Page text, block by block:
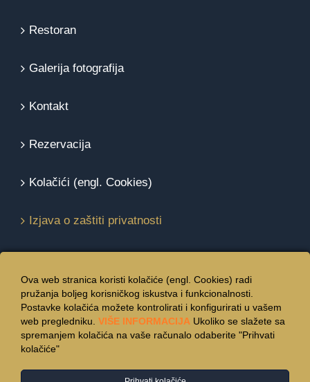
Restoran
Galerija fotografija
Kontakt
Rezervacija
Kolačići (engl. Cookies)
Izjava o zaštiti privatnosti
Ova web stranica koristi kolačiće (engl. Cookies) radi
pružanja boljeg korisničkog iskustva i funkcionalnosti.
Postavke kolačića možete kontrolirati i konfigurirati u vašem
web pregledniku. VIŠE INFORMACIJA Ukoliko se slažete sa
spremanjem kolačića na vaše računalo odaberite "Prihvati
kolačiće"